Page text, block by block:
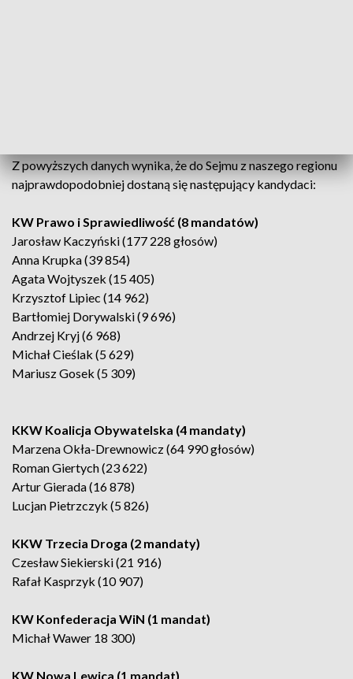
Z powyższych danych wynika, że do Sejmu z naszego regionu
najprawdopodobniej dostaną się następujący kandydaci:
KW Prawo i Sprawiedliwość (8 mandatów)
Jarosław Kaczyński (177 228 głosów)
Anna Krupka (39 854)
Agata Wojtyszek (15 405)
Krzysztof Lipiec (14 962)
Bartłomiej Dorywalski (9 696)
Andrzej Kryj (6 968)
Michał Cieślak (5 629)
Mariusz Gosek (5 309)
KKW Koalicja Obywatelska (4 mandaty)
Marzena Okła-Drewnowicz (64 990 głosów)
Roman Giertych (23 622)
Artur Gierada (16 878)
Lucjan Pietrzczyk (5 826)
KKW Trzecia Droga (2 mandaty)
Czesław Siekierski (21 916)
Rafał Kasprzyk (10 907)
KW Konfederacja WiN (1 mandat)
Michał Wawer 18 300)
KW Nowa Lewica (1 mandat)